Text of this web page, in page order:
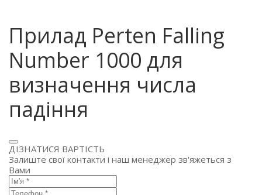
Прилад Perten Falling
Number 1000 для
визначення числа
падіння
ДІЗНАТИСЯ ВАРТІСТЬ
Залиште свої контакти і наш менеджер зв'яжеться з
Вами